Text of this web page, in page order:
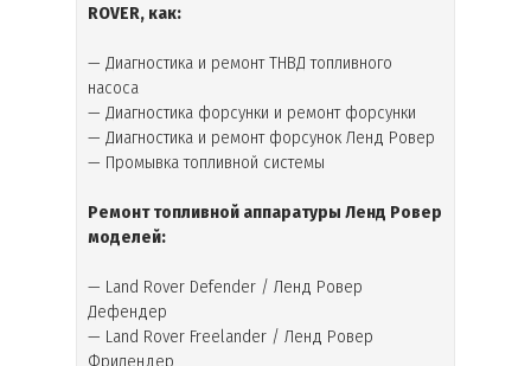
ROVER, как:
— Диагностика и ремонт ТНВД топливного
насоса
— Диагностика форсунки и ремонт форсунки
— Диагностика и ремонт форсунок Ленд Ровер
— Промывка топливной системы
Ремонт топливной аппаратуры Ленд Ровер
моделей:
— Land Rover Defender / Ленд Ровер
Дефендер
— Land Rover Freelander / Ленд Ровер
Фрилендер